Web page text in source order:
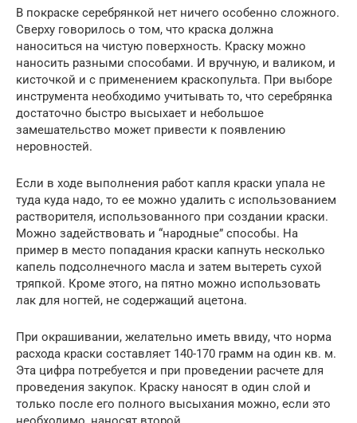
В покраске серебрянкой нет ничего особенно сложного.
Сверху говорилось о том, что краска должна
наноситься на чистую поверхность. Краску можно
наносить разными способами. И вручную, и валиком, и
кисточкой и с применением краскопульта. При выборе
инструмента необходимо учитывать то, что серебрянка
достаточно быстро высыхает и небольшое
замешательство может привести к появлению
неровностей.
Если в ходе выполнения работ капля краски упала не
туда куда надо, то ее можно удалить с использованием
растворителя, использованного при создании краски.
Можно задействовать и “народные” способы. На
пример в место попадания краски капнуть несколько
капель подсолнечного масла и затем вытереть сухой
тряпкой. Кроме этого, на пятно можно использовать
лак для ногтей, не содержащий ацетона.
При окрашивании, желательно иметь ввиду, что норма
расхода краски составляет 140-170 грамм на один кв. м.
Эта цифра потребуется и при проведении расчете для
проведения закупок. Краску наносят в один слой и
только после его полного высыхания можно, если это